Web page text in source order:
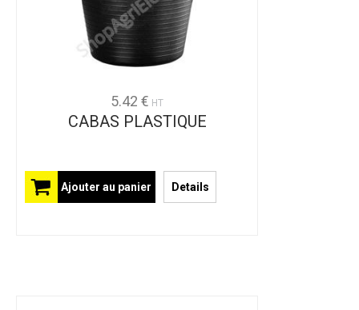
5.42 € HT
CABAS PLASTIQUE
Ajouter au panier Details